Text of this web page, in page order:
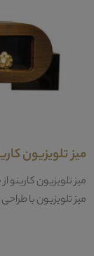
میز تلویزیون
میز تلویزیون کارینو
میز تلویزیون با